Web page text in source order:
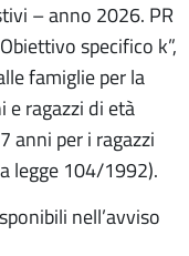
– anno 2026. PR
specifico k”,
famiglie per la
e ragazzi di età
anni per i ragazzi
legge 104/1992).
nell’avviso